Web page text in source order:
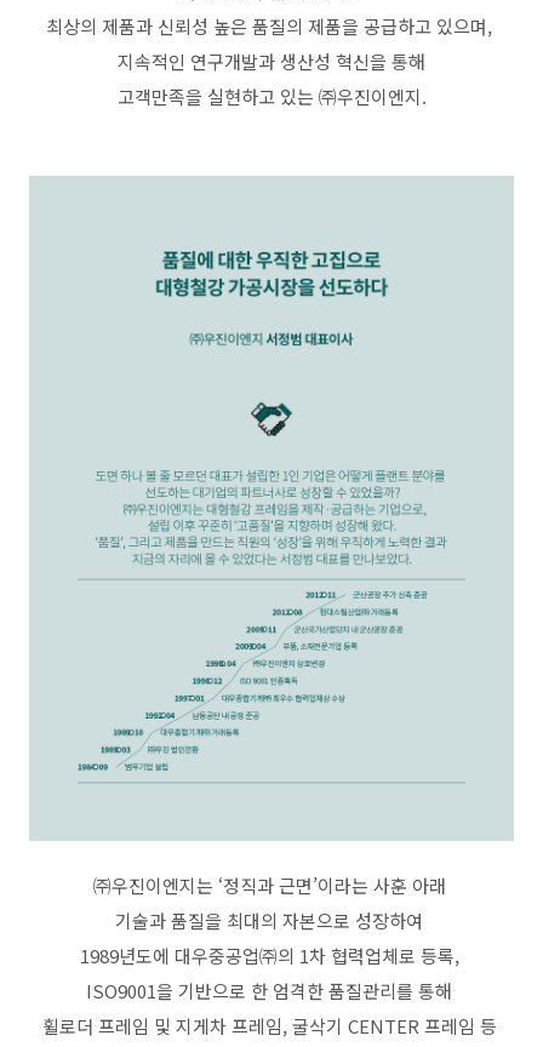
최상의 제품과 신뢰성 높은 품질의 제품을 공급하고 있으며,
지속적인 연구개발과 생산성 혁신을 통해
고객만족을 실현하고 있는 ㈜우진이엔지.
㈜우진이엔지는 ‘정직과 근면’이라는 사훈 아래
기술과 품질을 최대의 자본으로 성장하여
1989년도에 대우중공업㈜의 1차 협력업체로 등록,
ISO9001을 기반으로 한 엄격한 품질관리를 통해
휠로더 프레임 및 지게차 프레임, 굴삭기 CENTER 프레임 등